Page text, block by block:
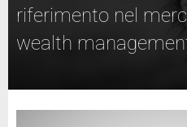
riferimento nel
wealth